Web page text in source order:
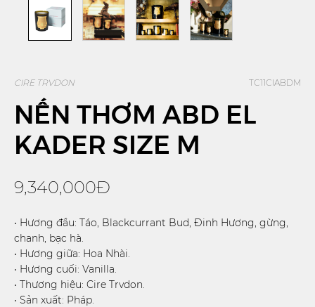
CIRE TRVDON TC11CIABDM
NẾN THƠM ABD EL
KADER SIZE M
9,340,000Đ
• Hương đầu: Táo, Blackcurrant Bud, Đinh Hương, gừng,
chanh, bạc hà.
• Hương giữa: Hoa Nhài.
• Hương cuối: Vanilla.
• Thương hiệu: Cire Trvdon.
• Sản xuất: Pháp.